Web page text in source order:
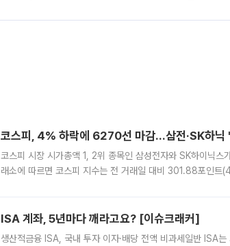
코스피, 4% 하락에 6270선 마감…삼전·SK하닉
코스피 시장 시가총액 1, 2위 종목인 삼성전자와 SK하이닉
래소에 따르면 코스피 지수는 전 거래일 대비 301.88포인
ISA 계좌, 5년마다 깨라고요? [이슈크래커]
생산적금융 ISA, 국내 투자 이자·배당 전액 비과세일반 ISA